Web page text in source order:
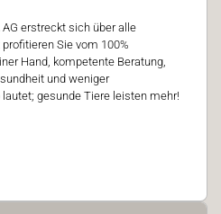
AG erstreckt sich über alle
Sie vom 100%
Hand, kompetente Beratung,
und weniger
gesunde Tiere leisten mehr!